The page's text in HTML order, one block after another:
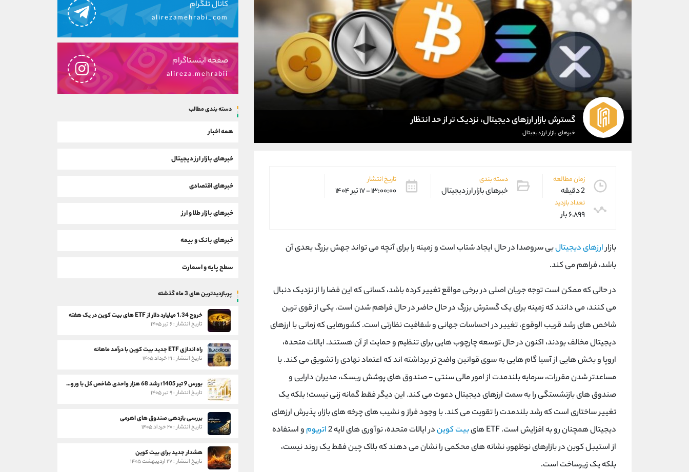
گسترش بازار ارزهای دیجیتال، نزدیک تر از حد انتظار
خبرهای بازار ارز دیجیتال
زمان مطالعه
2 دقیقه
دسته بندی
خبرهای بازار ارز دیجیتال
تاریخ انتشار
۱۳:۰۰:۰۰ - ۱۷ تیر ۱۴۰۴
تعداد بازدید
۶,۸۹۹ بار
بازارارزهای دیجیتالبی سروصدا در حال ایجاد شتاب است و زمینه را برای آنچه می تواند جهش بزرگ بعدی آن
باشد، فراهم می کند.
در حالی که ممکن است توجه جریان اصلی در برخی مواقع تغییر کرده باشد، کسانی که این فضا را از نزدیک دنبال
می کنند، می دانند که زمینه برای یک گسترش بزرگ در حال حاضر در حال فراهم شدن است. یکی از قوی ترین
شاخص‌ های رشد قریب الوقوع، تغییر در احساسات جهانی و شفافیت نظارتی است. کشورهایی که زمانی با ارزهای
دیجیتال مخالف بودند، اکنون در حال توسعه چارچوب هایی برای تنظیم و حمایت از آن هستند. ایالات متحده،
اروپا و بخش‌ هایی از آسیا گام هایی به سوی قوانین واضح تر برداشته اند که اعتماد نهادی را تشویق می کند. با
مساعدتر شدن مقررات، سرمایه بلندمدت از امور مالی سنتی - صندوق های پوشش ریسک، مدیران دارایی و
صندوق های بازنشستگی را به سمت ارزهای دیجیتال دعوت می کند. این دیگر فقط گمانه زنی نیست؛ بلکه یک
تغییر ساختاری است که رشد بلندمدت را تقویت می کند. با وجود فراز و نشیب های چرخه های بازار، پذیرش ارزهای
دیجیتال همچنان رو به افزایش است. ETF های
بیت کویندر ایالات متحده، نوآوری های لایه 2 اتریوم و استفاده
از استیبل کوین در بازارهای نوظهور، نشانه های محکمی را نشان می دهند که بلاک چین فقط یک روند نیست،
بلکه یک زیرساخت است.
کانال تلگرام
alirezamehrabi_com
صفحه اینستاگرام
alireza.mehrabii
دسته بندی مطالب
همه اخبار
خبرهای بازار ارز دیجیتال
خبرهای اقتصادی
خبرهای بازار طلا و ارز
خبرهای بانک و بیمه
سطح پایه و اسمارت
پربازدیدترین های 3 ماه گذشته
خروج 1.34 میلیارد دلار از ETF های بیت کوین در یک هفته
تاریخ انتشار : ۶ تیر ۱۴۰۵
راه اندازی ETF جدید بیت کوین با درآمد ماهانه
تاریخ انتشار : ۲۱ خرداد ۱۴۰۵
بورس 9 تیر 1405؛ رشد 68 هزار واحدی شاخص کل با ورود 3 همت پول حقیقی
تاریخ انتشار : ۹ تیر ۱۴۰۵
بررسی بازدهی صندوق های اهرمی
تاریخ انتشار : ۲۰ خرداد ۱۴۰۵
هشدار جدید برای بیت کوین
تاریخ انتشار : ۲۷ اردیبهشت ۱۴۰۵